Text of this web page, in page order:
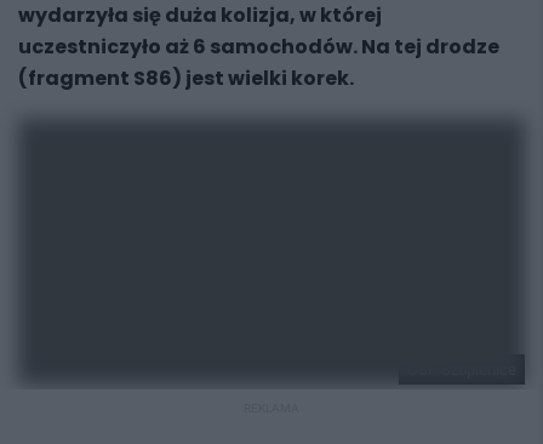
wydarzyła się duża kolizja, w której
uczestniczyło aż 6 samochodów. Na tej drodze
(fragment S86) jest wielki korek.